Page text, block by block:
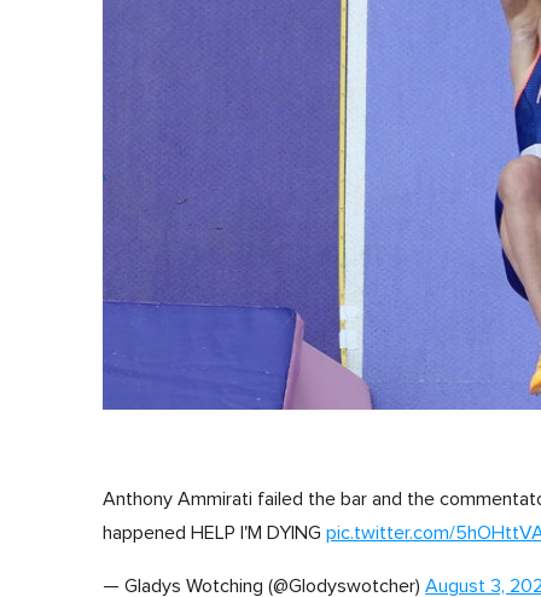
Anthony Ammirati failed the bar and the
happened HELP I'M DYING pic.twitter.com/
— Gladys Wotching (@Glodyswotcher) August 3,